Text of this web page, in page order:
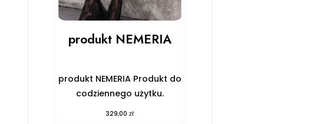
produkt NEMERIA
produkt NEMERIA Produkt do
codziennego użytku.
329,00zł